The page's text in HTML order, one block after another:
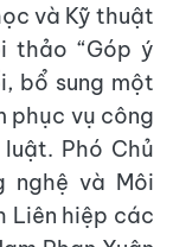
và Kỹ thuật
thảo “Góp ý
bổ sung một
phục vụ công
Phó Chủ
nghệ và Môi
Liên hiệp các